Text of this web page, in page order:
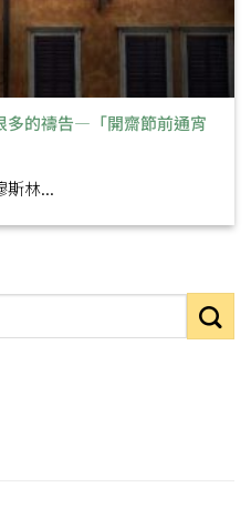
多的禱告—「開齋節前通宵
斯林...